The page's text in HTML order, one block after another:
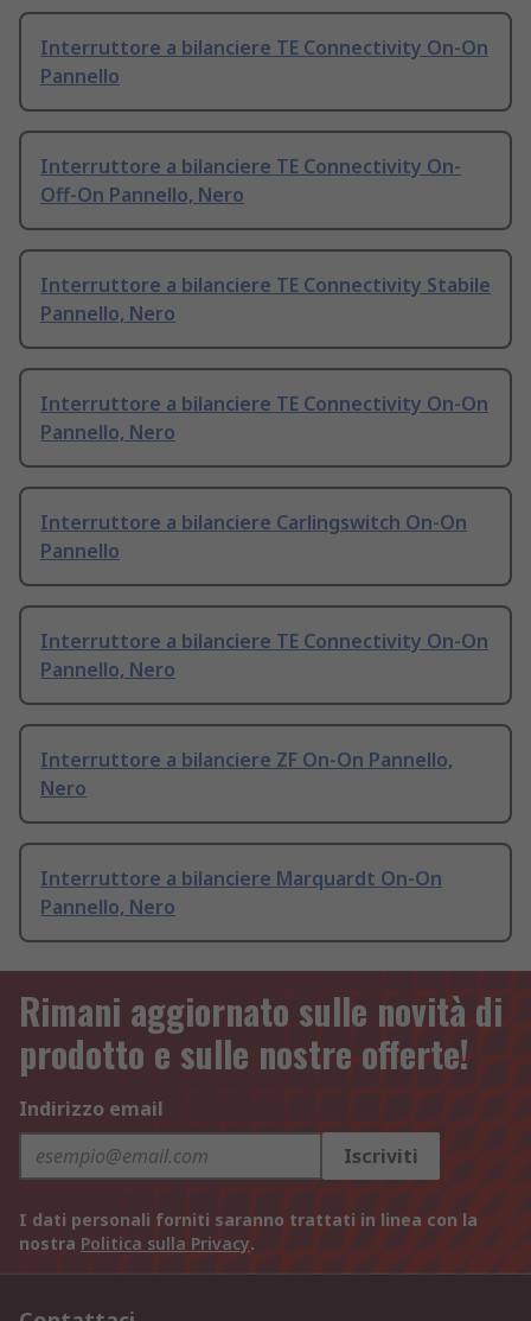
Interruttore a bilanciere TE Connectivity On-On
Pannello
Interruttore a bilanciere TE Connectivity On-
Off-On Pannello, Nero
Interruttore a bilanciere TE Connectivity Stabile
Pannello, Nero
Interruttore a bilanciere TE Connectivity On-On
Pannello, Nero
Interruttore a bilanciere Carlingswitch On-On
Pannello
Interruttore a bilanciere TE Connectivity On-On
Pannello, Nero
Interruttore a bilanciere ZF On-On Pannello,
Nero
Interruttore a bilanciere Marquardt On-On
Pannello, Nero
Rimani aggiornato sulle novità di
prodotto e sulle nostre offerte!
Indirizzo email
Iscriviti
I dati personali forniti saranno trattati in linea con la
nostra Politica sulla Privacy.